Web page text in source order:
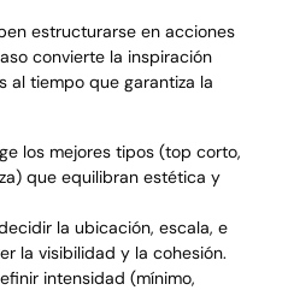
estructurarse en acciones
convierte la inspiración
al tiempo que garantiza la
los mejores tipos (top corto,
que equilibran estética y
la ubicación, escala, e
la visibilidad y la cohesión.
intensidad (mínimo,